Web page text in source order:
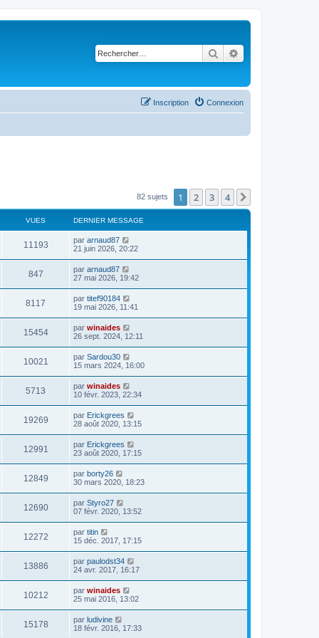
Rechercher
Connexion
Inscription
82 sujets 1 2 3 4
VUES DERNIER MESSAGE
11193 par arnaud87
21 juin 2026, 20:22
847 par arnaud87
27 mai 2026, 19:42
8117 par titef90184
19 mai 2026, 11:41
15454 par winaides
26 sept. 2024, 12:11
10021 par Sardou30
15 mars 2024, 16:00
5713 par winaides
10 févr. 2023, 22:34
19269 par Erickgrees
28 août 2020, 13:15
12991 par Erickgrees
23 août 2020, 17:15
12849 par borty26
30 mars 2020, 18:23
12690 par Styro27
07 févr. 2020, 13:52
12272 par titin
15 déc. 2017, 17:15
13886 par paulodst34
24 avr. 2017, 16:17
10212 par winaides
25 mai 2016, 13:02
15178 par ludivine
18 févr. 2016, 17:33